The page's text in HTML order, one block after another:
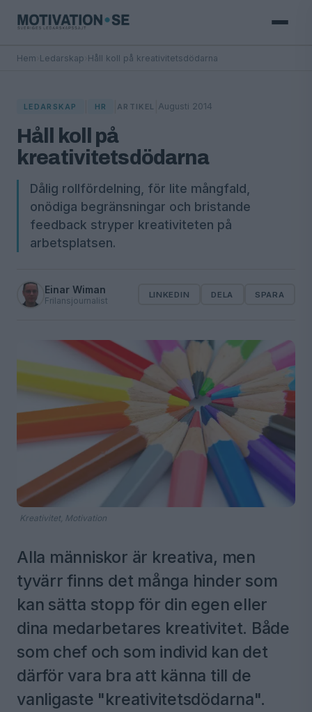
Hem Ledarskap Håll koll på kreativitetsdödarna
LEDARSKAP HR ARTIKEL Augusti 2014
Håll koll på
kreativitetsdödarna
Dålig rollfördelning, för lite mångfald,
onödiga begränsningar och bristande
feedback stryper kreativiteten på
arbetsplatsen.
Einar Wiman
Frilansjournalist
LINKEDIN DELA SPARA
Kreativitet, Motivation
Alla människor är kreativa, men
tyvärr finns det många hinder som
kan sätta stopp för din egen eller
dina medarbetares kreativitet. Både
som chef och som individ kan det
därför vara bra att känna till de
vanligaste "kreativitetsdödarna".